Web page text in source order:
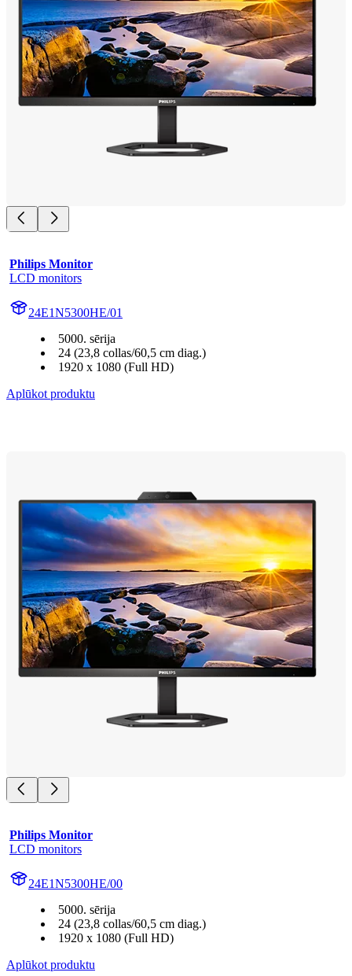
Philips Monitor
LCD monitors
24E1N5300HE/01
5000. sērija
24 (23,8 collas/60,5 cm diag.)
1920 x 1080 (Full HD)
Aplūkot produktu
Philips Monitor
LCD monitors
24E1N5300HE/00
5000. sērija
24 (23,8 collas/60,5 cm diag.)
1920 x 1080 (Full HD)
Aplūkot produktu